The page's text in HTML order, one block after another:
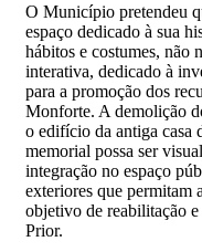
O Município pretendeu
espaço dedicado à sua
hábitos e costumes, não
interativa, dedicado à
para a promoção dos
Monforte. A demolição
o edifício da antiga casa
memorial possa ser
integração no espaço
exteriores que permitam
objetivo de reabilitação
Prior.